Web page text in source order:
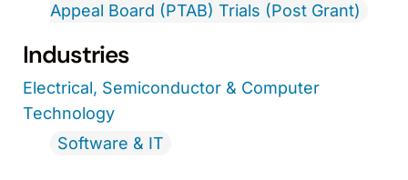
Appeal Board (PTAB) Trials (Post Grant)
Industries
Electrical, Semiconductor & Computer
Technology
Software & IT